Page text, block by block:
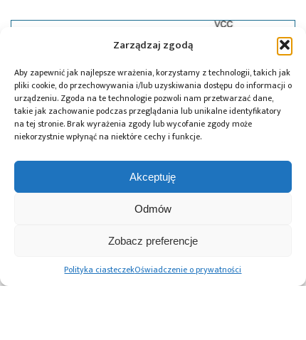
Zarządzaj zgodą
Aby zapewnić jak najlepsze wrażenia, korzystamy z technologii, takich jak
pliki cookie, do przechowywania i/lub uzyskiwania dostępu do informacji o
urządzeniu. Zgoda na te technologie pozwoli nam przetwarzać dane,
takie jak zachowanie podczas przeglądania lub unikalne identyfikatory
na tej stronie. Brak wyrażenia zgody lub wycofanie zgody może
niekorzystnie wpłynąć na niektóre cechy i funkcje.
Akceptuję
Odmów
Zobacz preferencje
Polityka ciasteczekOświadczenie o prywatności
Mikrokontrolerowy przetwornik A/C
i C/A z I2C